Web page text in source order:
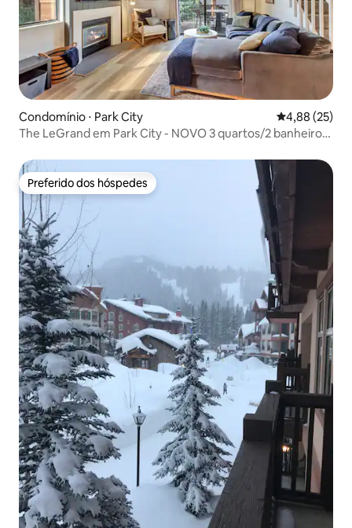
Condomínio ⋅ Park City 4,88 de uma
4,88 (25)
The LeGrand em Park City - NOVO 3 quartos/2 banheiros
Preferido dos hóspedes
Preferido dos hóspedes